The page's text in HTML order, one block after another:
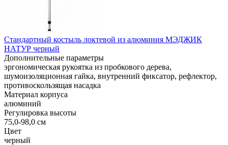
Стандартный костыль локтевой из алюминия МЭДЖИК
НАТУР черный
Дополнительные параметры
эргономическая рукоятка из пробкового дерева,
шумоизоляционная гайка, внутренний фиксатор, рефлектор,
противоскользящая насадка
Материал корпуса
алюминий
Регулировка высоты
75,0-98,0 см
Цвет
черный